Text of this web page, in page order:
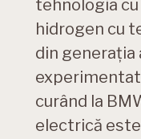
tehnologia
hidrogen cu
din generaţia
curând la
electrică